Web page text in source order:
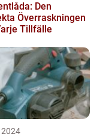
Den
Överraskningen
Tillfälle
2024